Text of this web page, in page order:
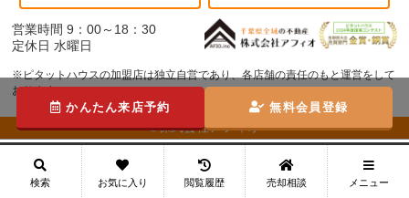
営業時間 9：00～18：30
定休日 水曜日
※ピタットハウスの加盟店は独立自営であり、各店舗の責任のもと運営をして
おります。
©株式会社アフィオ
かんたん来店予約 無料会員登録
検索 お気に入り 閲覧履歴 売却相談 メニュー